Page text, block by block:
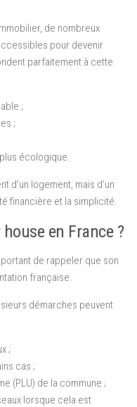
de nombreux
pour devenir
parfaitement à cette
;
;
écologique.
d’un logement, mais d’un
financière et la simplicité.
en France ?
de rappeler que son
française.
démarches peuvent
;
cas ;
(PLU) de la commune ;
lorsque cela est